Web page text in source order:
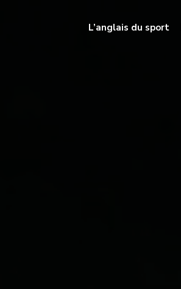
L’anglais du sport